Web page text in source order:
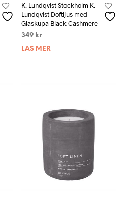
K. Lundqvist Stockholm K.
Lundqvist Doftljus med
Glaskupa Black Cashmere
349 kr
LÄS MER